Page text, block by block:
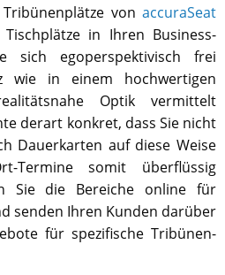
von accuraSeat
in Ihren Business-
sich egoperspektivisch frei
wie in einem hochwertigen
Optik vermittelt
derart konkret, dass Sie nicht
Dauerkarten auf diese Weise
Termine somit überflüssig
Sie die Bereiche online für
senden Ihren Kunden darüber
für spezifische Tribünen-